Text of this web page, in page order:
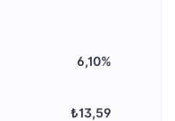
6,10%
₺13,59